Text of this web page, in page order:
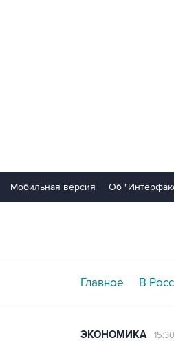
Мобильная версия Об
Главное В
ЭКОНОМИКА